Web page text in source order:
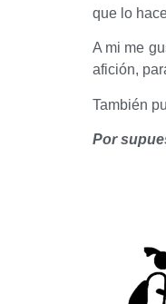
que lo
A mi me
afición,
También
Por